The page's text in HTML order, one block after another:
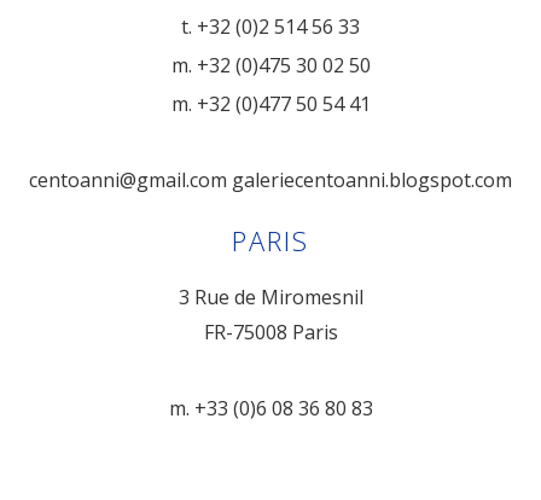
t. +32 (0)2 514 56 33
m. +32 (0)475 30 02 50
m. +32 (0)477 50 54 41
centoanni@gmail.com galeriecentoanni.blogspot.com
PARIS
3 Rue de Miromesnil
FR-75008 Paris
m. +33 (0)6 08 36 80 83